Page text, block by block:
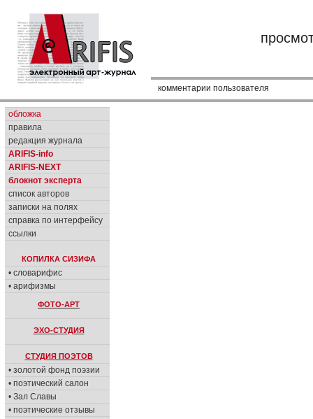
комментарии пользователя
обложка
правила
редакция журнала
ARIFIS-info
ARIFIS-NEXT
блокнот эксперта
список авторов
записки на полях
справка по интерфейсу
ссылки
КОПИЛКА СИЗИФА
• словарифис
• арифизмы
ФОТО-АРТ
ЭХО-СТУДИЯ
СТУДИЯ ПОЭТОВ
• золотой фонд поэзии
• поэтический салон
• Зал Славы
• поэтические отзывы